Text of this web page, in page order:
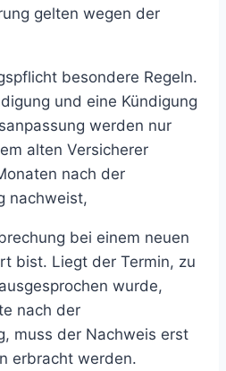
gelten wegen der
besondere Regeln.
und eine Kündigung
werden nur
alten Versicherer
nach der
nachweist,
bei einem neuen
bist. Liegt der Termin, zu
wurde,
nach der
muss der Nachweis erst
erbracht werden.